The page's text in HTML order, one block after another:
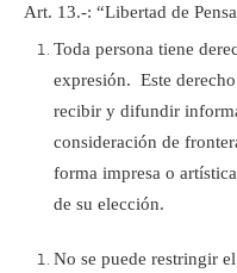
Art. 13.-: “Libertad de
Toda persona tiene
expresión. Este
recibir y difundir
consideración de
forma impresa o
de su elección.
No se puede restringir